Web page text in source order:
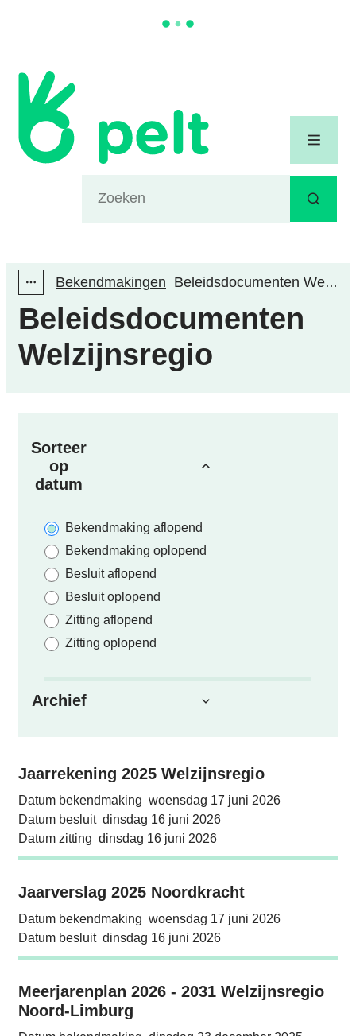
Gemeente Pelt
Zoeken
Menu
Toon alle broodkruimel items
Bekendmakingen Beleidsdocumenten Welzijnsregio
Beleidsdocumenten
Welzijnsregio
Sorteer
op
datum
Bekendmaking aflopend
Bekendmaking oplopend
Besluit aflopend
Besluit oplopend
Zitting aflopend
Zitting oplopend
Archief
Bekendmakingen
Jaarrekening 2025 Welzijnsregio
Jaarrekening 2025 Welzijnsregio
Datum bekendmaking woensdag 17 juni 2026
Datum besluit dinsdag 16 juni 2026
Datum zitting dinsdag 16 juni 2026
Jaarverslag 2025 Noordkracht
Jaarverslag 2025 Noordkracht
Datum bekendmaking woensdag 17 juni 2026
Datum besluit dinsdag 16 juni 2026
Meerjarenplan 2026 - 2031 Welzijnsregio
Meerjarenplan 2026 - 2031 Welzijnsregio
Noord-Limburg